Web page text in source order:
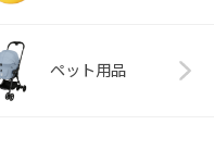
ペット用品